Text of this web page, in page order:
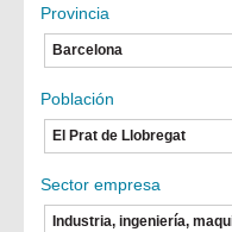
Provincia
Barcelona
Población
El Prat de Llobregat
Sector empresa
Industria, ingeniería,